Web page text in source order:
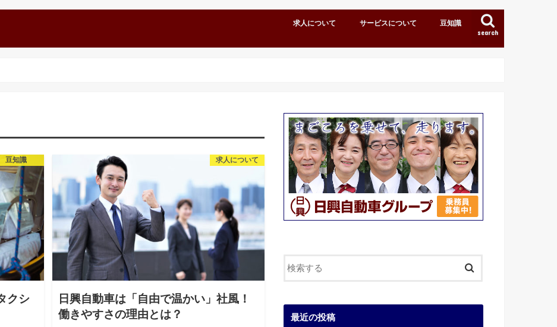
search
求人について サービスについて 豆知識
豆知識
クシ
求人について
日興自動車は「自由で温かい」社風！
働きやすさの理由とは？
最近の投稿